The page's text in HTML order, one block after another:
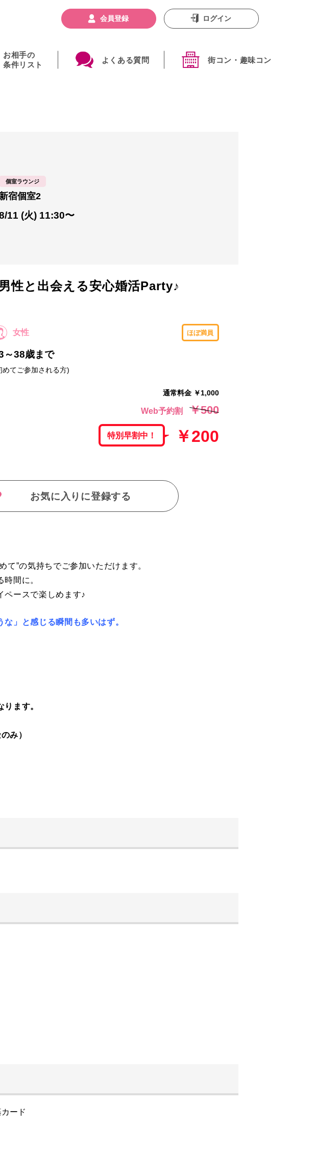
お相手の
条件リスト
よくある質問 街コン・趣味コン
会員登録 ログイン
11 (火) 11:30〜
個室ラウンジ
宿個室2
性と出会える安心婚活Party♪
女性 ほぼ満員
～38歳まで
めてご参加される方)
通常料金 ￥1,000
Web予約割 ￥500
特別早割中！ ￥200
お気に入りに登録する
て”の気持ちでご参加いただけます。
間に。
ペースで楽しめます♪
」と感じる瞬間も多いはず。
ます。
み）
ード